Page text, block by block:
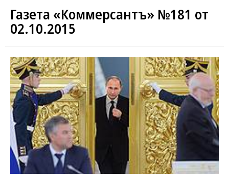
Газета «Коммерсантъ» №181 от
02.10.2015